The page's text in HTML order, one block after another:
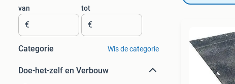
van
€
tot
€
Categorie Wis de categorie
Doe-het-zelf en Verbouw